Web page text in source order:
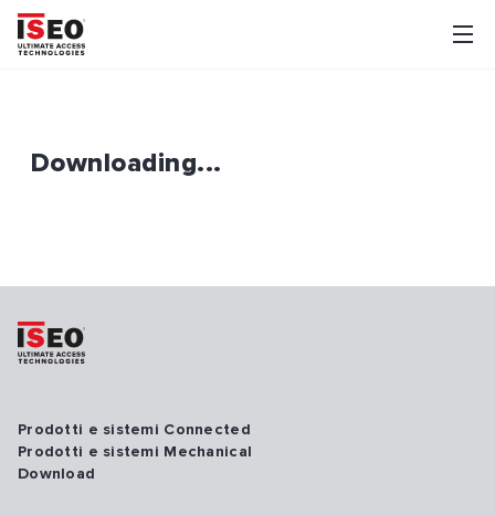
Downloading...
Prodotti e sistemi Connected
Prodotti e sistemi Mechanical
Download